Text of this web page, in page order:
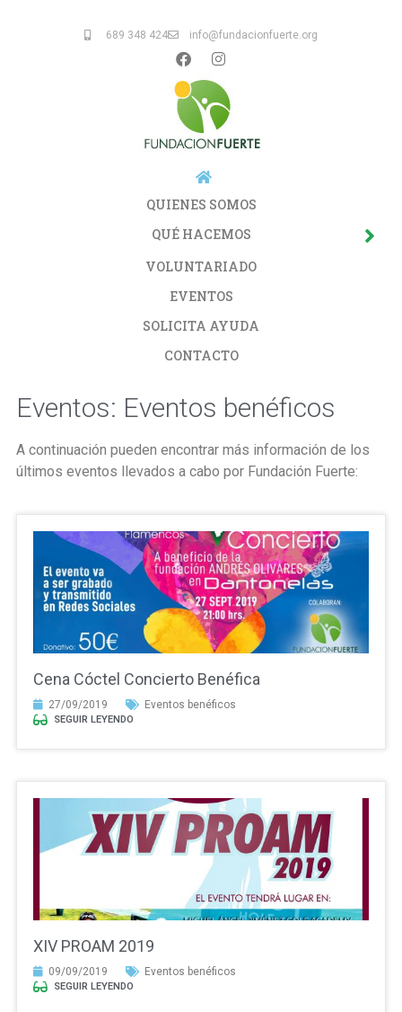
689 348 424 info@fundacionfuerte.org
QUIENES SOMOS
QUÉ HACEMOS
VOLUNTARIADO
EVENTOS
SOLICITA AYUDA
CONTACTO
Eventos: Eventos benéficos
A continuación pueden encontrar más información de los
últimos eventos llevados a cabo por Fundación Fuerte:
Cena Cóctel Concierto Benéfica
27/09/2019 Eventos benéficos
SEGUIR LEYENDO
XIV PROAM 2019
09/09/2019 Eventos benéficos
SEGUIR LEYENDO